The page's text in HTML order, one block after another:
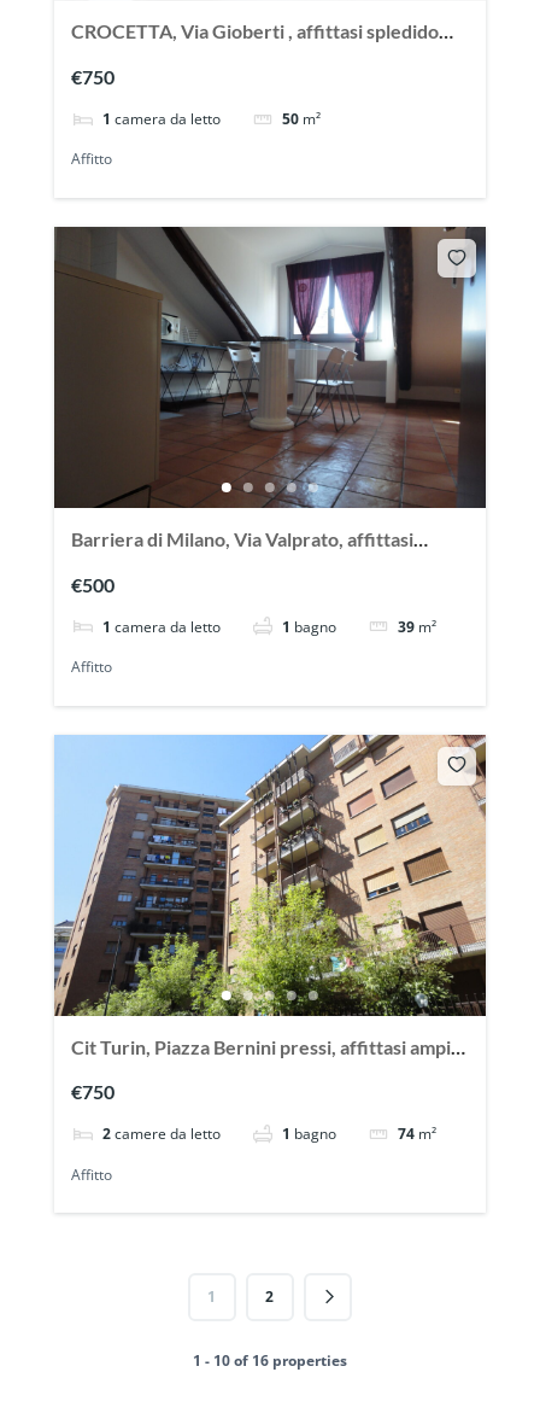
CROCETTA, Via Gioberti , affittasi spledido
€750
1 camera da letto 50 m²
Affitto
Barriera di Milano, Via Valprato, affittasi
€500
1 camera da letto 1 bagno 39 m²
Affitto
Cit Turin, Piazza Bernini pressi, affittasi ampio
€750
2camere da letto 1 bagno 74 m²
Affitto
1 2
1 - 10 of 16 properties